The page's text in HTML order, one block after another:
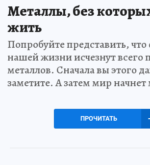
Металлы, без
жить
Попробуйте представить,
нашей жизни исчезнут всего
металлов. Сначала вы этого
заметите. А затем мир
ПРОЧИТАТЬ